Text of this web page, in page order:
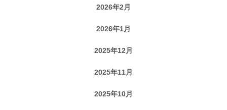
2026年2月
2026年1月
2025年12月
2025年11月
2025年10月